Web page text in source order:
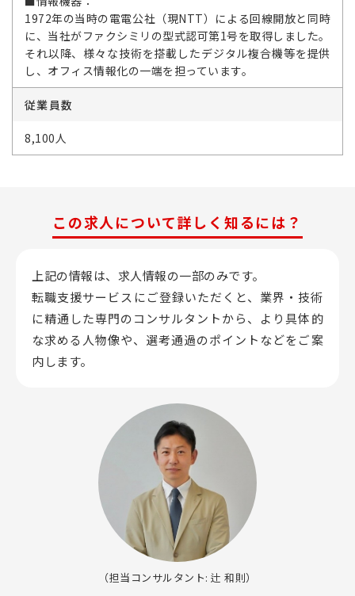
1972年の当時の電電公社（現NTT）による回線開放と同時
に、当社がファクシミリの型式認可第1号を取得しました。
それ以降、様々な技術を搭載したデジタル複合機等を提供
し、オフィス情報化の一端を担っています。
従業員数
8,100人
この求人について詳しく知るには？
上記の情報は、求人情報の一部のみです。
転職支援サービスにご登録いただくと、業界・技術
に精通した専門のコンサルタントから、 より具体的
な求める人物像や、選考通過のポイントなどをご案
内します。
（担当コンサルタント: 辻 和則）